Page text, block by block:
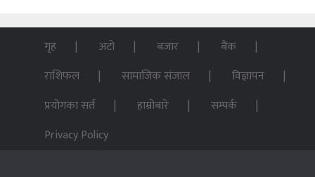
NCSC को अध्यक्ष पदको लागी सूर्य अधिकारीको उम्मेदवारी
पन्ध्र सय घर निर्माणका लागि सेनालाई ८५ करोड
गृह अटो बजार
बैंक
राशिफल
सामाजिक संजाल
विज्ञापन
प्रयोगका सर्त
हाम्रोबारे
सम्पर्क
Privacy Policy